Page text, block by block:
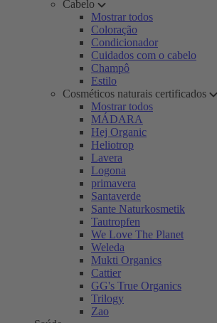
Cabelo
Mostrar todos
Coloração
Condicionador
Cuidados com o cabelo
Champô
Estilo
Cosméticos naturais certificados
Mostrar todos
MÁDARA
Hej Organic
Heliotrop
Lavera
Logona
primavera
Santaverde
Sante Naturkosmetik
Tautropfen
We Love The Planet
Weleda
Mukti Organics
Cattier
GG's True Organics
Trilogy
Zao